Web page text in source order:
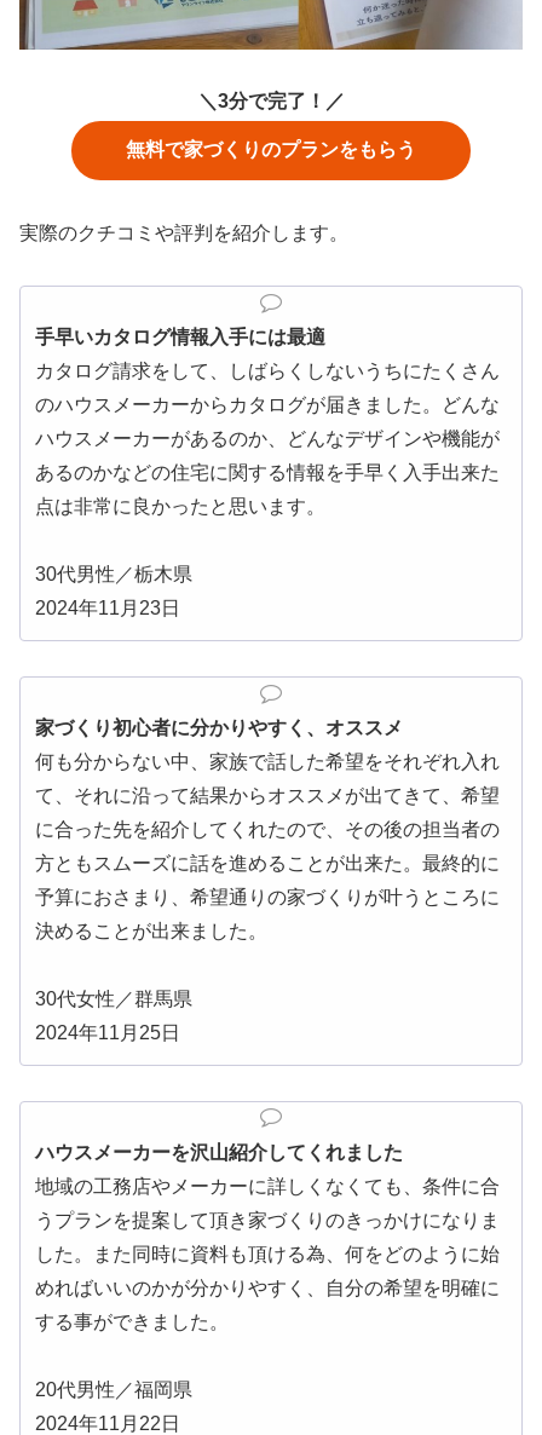
＼3分で完了！／
無料で家づくりのプランをもらう
実際のクチコミや評判を紹介します。
手早いカタログ情報入手には最適
カタログ請求をして、しばらくしないうちにたくさん
のハウスメーカーからカタログが届きました。どんな
ハウスメーカーがあるのか、どんなデザインや機能が
あるのかなどの住宅に関する情報を手早く入手出来た
点は非常に良かったと思います。
30代男性／栃木県
2024年11月23日
家づくり初心者に分かりやすく、オススメ
何も分からない中、家族で話した希望をそれぞれ入れ
て、それに沿って結果からオススメが出てきて、希望
に合った先を紹介してくれたので、その後の担当者の
方ともスムーズに話を進めることが出来た。最終的に
予算におさまり、希望通りの家づくりが叶うところに
決めることが出来ました。
30代女性／群馬県
2024年11月25日
ハウスメーカーを沢山紹介してくれました
地域の工務店やメーカーに詳しくなくても、条件に合
うプランを提案して頂き家づくりのきっかけになりま
した。また同時に資料も頂ける為、何をどのように始
めればいいのかが分かりやすく、自分の希望を明確に
する事ができました。
20代男性／福岡県
2024年11月22日